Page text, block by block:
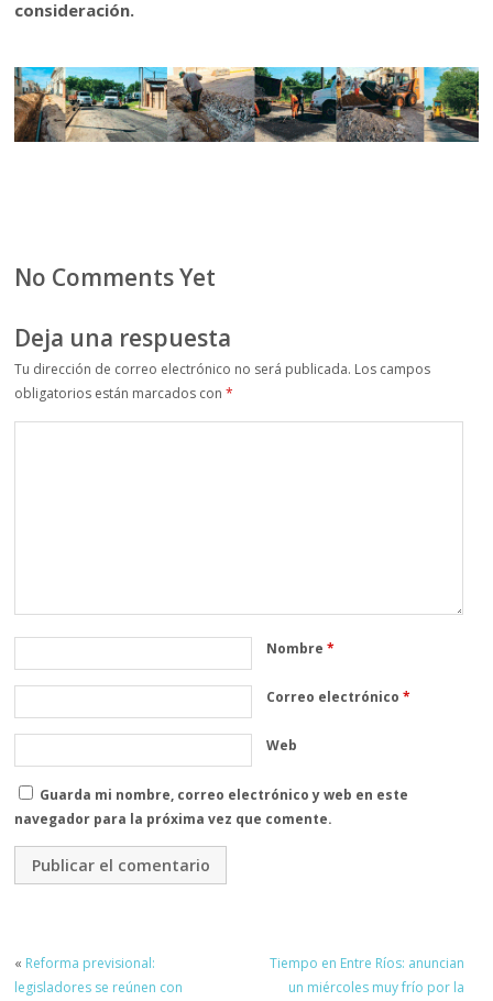
consideración.
No Comments Yet
Deja una respuesta
Tu dirección de correo electrónico no será publicada. Los campos
obligatorios están marcados con*
Nombre*
Correo electrónico*
Web
Guarda mi nombre, correo electrónico y web en este
navegador para la próxima vez que comente.
« Reforma previsional:
legisladores se reúnen con
Tiempo en Entre Ríos: anuncian
un miércoles muy frío por la